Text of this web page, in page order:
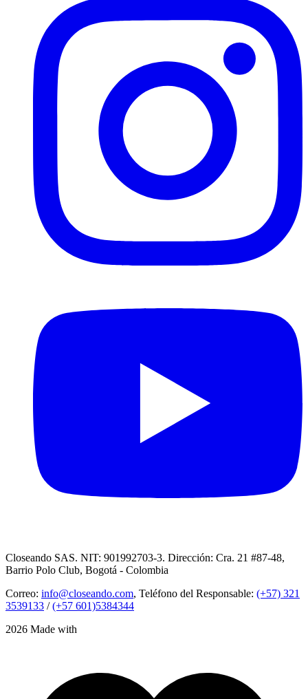
Closeando SAS. NIT: 901992703-3. Dirección: Cra. 21 #87-48,
Barrio Polo Club, Bogotá - Colombia
Correo: info@closeando.com, Teléfono del Responsable: (+57) 321
3539133 /(+57 601)5384344
2026 Made with